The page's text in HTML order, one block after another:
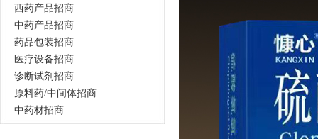
西药产品招商
中药产品招商
药品包装招商
医疗设备招商
诊断试剂招商
原料药/中间体招商
中药材招商